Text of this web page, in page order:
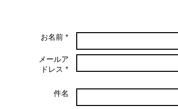
お名前 *
メールア
ドレス *
件名